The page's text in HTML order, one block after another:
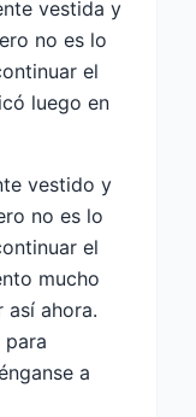
vestida y
no es lo
el
luego en
vestido y
no es lo
el
mucho
así ahora.
para
a